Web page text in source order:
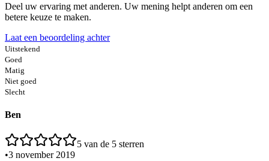
Deel uw ervaring met anderen. Uw mening helpt anderen om een
betere keuze te maken.
Laat een beoordeling achter
Uitstekend
Goed
Matig
Niet goed
Slecht
Ben
5 van de 5 sterren
•3 november 2019